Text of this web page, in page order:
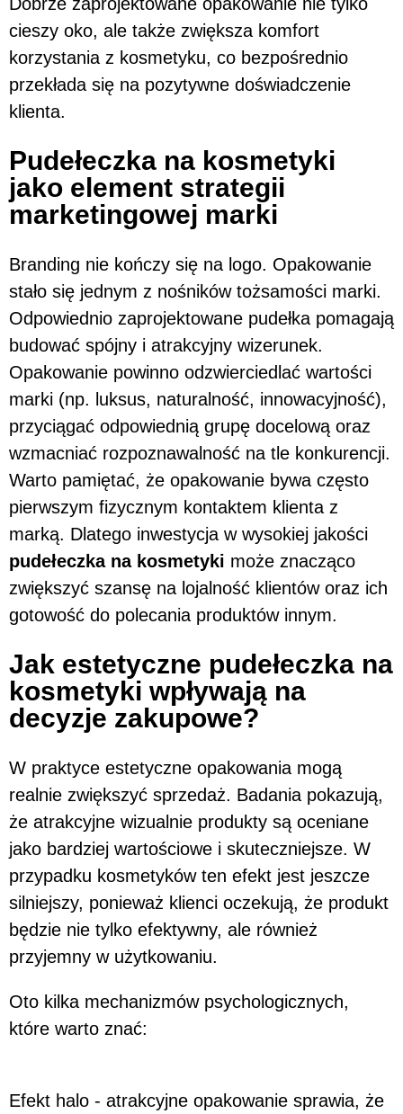
cieszy oko, ale także zwiększa komfort
korzystania z kosmetyku, co bezpośrednio
przekłada się na pozytywne doświadczenie
klienta.
Pudełeczka na kosmetyki
jako element strategii
marketingowej marki
Branding nie kończy się na logo. Opakowanie
stało się jednym z nośników tożsamości marki.
Odpowiednio zaprojektowane pudełka pomagają
budować spójny i atrakcyjny wizerunek.
Opakowanie powinno odzwierciedlać wartości
marki (np. luksus, naturalność, innowacyjność),
przyciągać odpowiednią grupę docelową oraz
wzmacniać rozpoznawalność na tle konkurencji.
Warto pamiętać, że opakowanie bywa często
pierwszym fizycznym kontaktem klienta z
marką. Dlatego inwestycja w wysokiej jakości
pudełeczka na kosmetyki może znacząco
zwiększyć szansę na lojalność klientów oraz ich
gotowość do polecania produktów innym.
Jak estetyczne pudełeczka na
kosmetyki wpływają na
decyzje zakupowe?
W praktyce estetyczne opakowania mogą
realnie zwiększyć sprzedaż. Badania pokazują,
że atrakcyjne wizualnie produkty są oceniane
jako bardziej wartościowe i skuteczniejsze. W
przypadku kosmetyków ten efekt jest jeszcze
silniejszy, ponieważ klienci oczekują, że produkt
będzie nie tylko efektywny, ale również
przyjemny w użytkowaniu.
Oto kilka mechanizmów psychologicznych,
które warto znać:
Efekt halo - atrakcyjne opakowanie sprawia, że